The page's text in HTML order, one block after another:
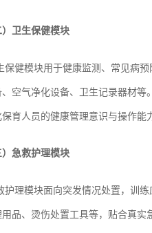
）卫生保健模块
保健模块用于健康监测、常见病
空气净化设备、卫生记录器材等
育人员的健康管理意识与操作能
）急救护理模块
护理模块面向突发情况处置，训
品、烫伤处置工具等，贴合真